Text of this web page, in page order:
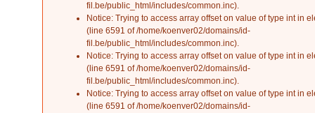
fil.be/public_html/includes/common.inc).
Notice: Trying to access array offset on value of type int in
(line 6591 of/home/koenver02/domains/id-
fil.be/public_html/includes/common.inc).
Notice: Trying to access array offset on value of type int in
(line 6591 of/home/koenver02/domains/id-
fil.be/public_html/includes/common.inc).
Notice: Trying to access array offset on value of type int in
(line 6591 of/home/koenver02/domains/id-